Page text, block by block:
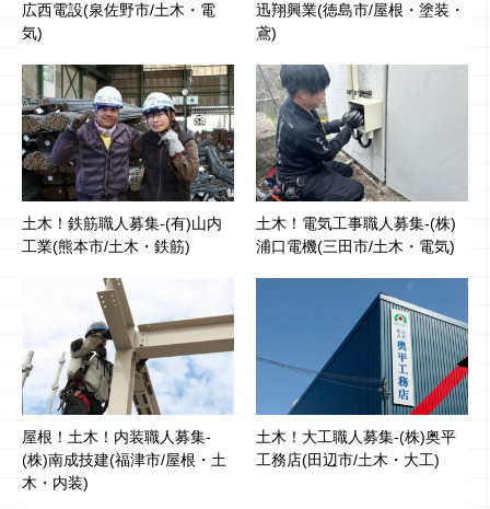
広西電設(泉佐野市/土木・電
気)
迅翔興業(徳島市/屋根・塗装・
鳶)
土木！鉄筋職人募集-(有)山内
工業(熊本市/土木・鉄筋)
土木！電気工事職人募集-(株)
浦口電機(三田市/土木・電気)
屋根！土木！内装職人募集-
(株)南成技建(福津市/屋根・土
木・内装)
土木！大工職人募集-(株)奥平
工務店(田辺市/土木・大工)